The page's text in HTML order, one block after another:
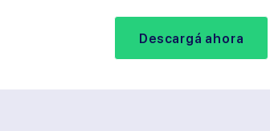
Descargá ahora